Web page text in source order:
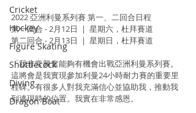
Cricket
Hockey
Figure Skating
Shuttlecock
Diving
Dragon Boat
2022 亞洲利曼系列賽 第一、二回合日程
第一回合 - 2月12日  |  星期六，杜拜賽道
第二回合 - 2月13日  |  星期日，杜拜賽道
「我非常興奮能夠有機會出戰亞洲利曼系列賽。
這將會是我實現參加利曼24小時耐力賽的重要里
程碑。有很多人對我充滿信心並協助我，推動我
到達現時的位置。我實在非常感恩。